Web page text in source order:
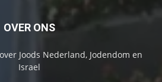
OVER ONS
Joods Nederland, Jodendom en
Israel